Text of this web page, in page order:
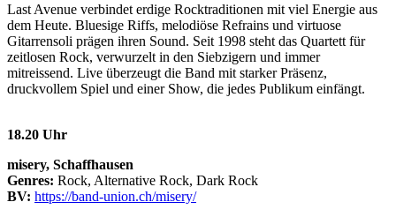
Last Avenue verbindet erdige Rocktraditionen mit viel Energie aus
dem Heute. Bluesige Riffs, melodiöse Refrains und virtuose
Gitarrensoli prägen ihren Sound. Seit 1998 steht das Quartett für
zeitlosen Rock, verwurzelt in den Siebzigern und immer
mitreissend. Live überzeugt die Band mit starker Präsenz,
druckvollem Spiel und einer Show, die jedes Publikum einfängt.
18.20 Uhr
misery, Schaffhausen
Genres: Rock, Alternative Rock, Dark Rock
BV: https://band-union.ch/misery/